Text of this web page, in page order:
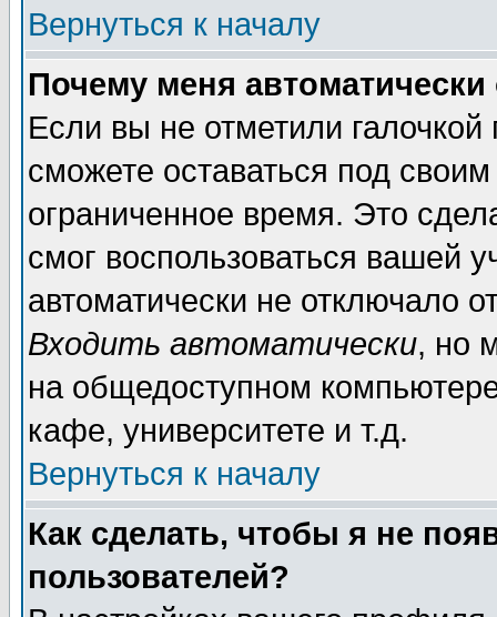
Вернуться к началу
Почему меня автоматически
Если вы не отметили галочкой
сможете оставаться под
ограниченное время. Это
смог воспользоваться вашей
автоматически не отключало
Входить автоматически, но
на общедоступном
кафе, университете и т.д.
Вернуться к началу
Как сделать, чтобы я не
пользователей?